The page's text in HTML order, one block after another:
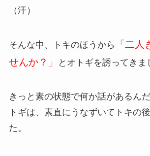
（汗）
そんな中、トキのほうから
「二人
せんか？」
とオトギを誘ってきま
きっと素の状態で何か話があるん
トギは、素直にうなずいてトキの
た。